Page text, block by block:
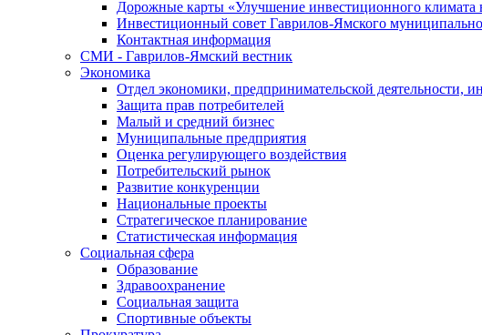
Дорожные карты «Улучшение инвестиционного климата
Инвестиционный совет Гаврилов-Ямского
Контактная информация
СМИ - Гаврилов-Ямский вестник
Экономика
Отдел экономики, предпринимательской деятельности,
Защита прав потребителей
Малый и средний бизнес
Муниципальные предприятия
Оценка регулирующего воздействия
Потребительский рынок
Развитие конкуренции
Национальные проекты
Стратегическое планирование
Статистическая информация
Социальная сфера
Образование
Здравоохранение
Социальная защита
Спортивные объекты